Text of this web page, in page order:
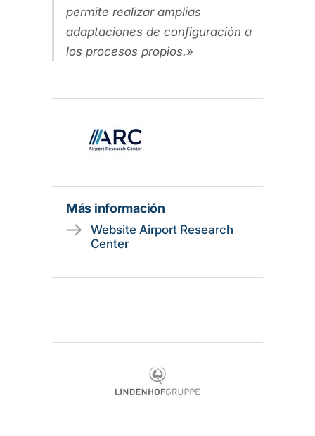
permite realizar amplias
adaptaciones de configuración a
los procesos propios.
Más información
Website Airport Research
Center